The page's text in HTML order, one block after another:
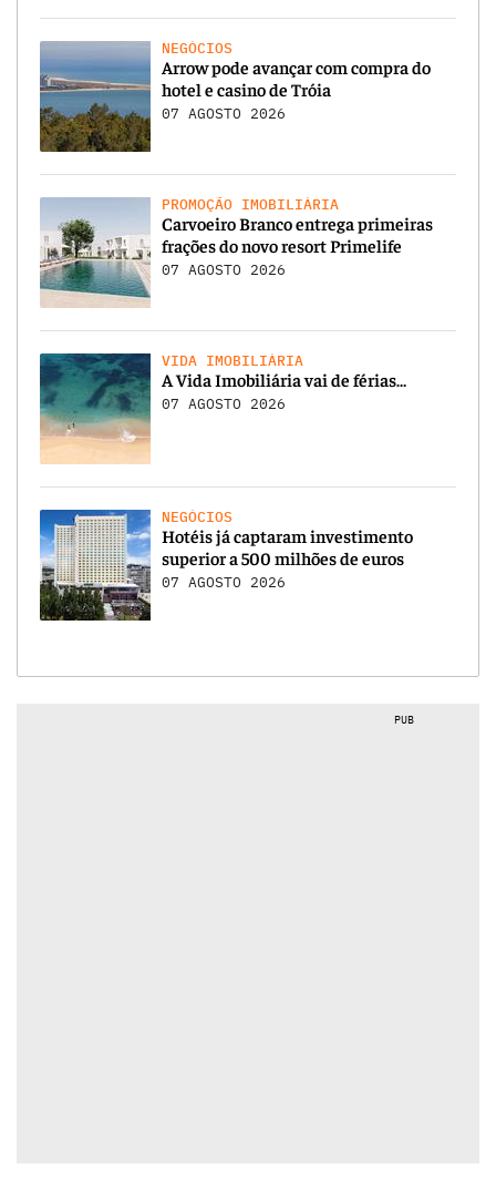
NEGÓCIOS
Arrow pode avançar com compra do
hotel e casino de Tróia
07 AGOSTO 2026
PROMOÇÃO IMOBILIÁRIA
Carvoeiro Branco entrega primeiras
frações do novo resort Primelife
07 AGOSTO 2026
VIDA IMOBILIÁRIA
A Vida Imobiliária vai de férias…
07 AGOSTO 2026
NEGÓCIOS
Hotéis já captaram investimento
superior a 500 milhões de euros
07 AGOSTO 2026
PUB